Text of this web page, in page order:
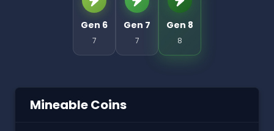
Gen 6
7
Gen 7
7
Gen 8
8
Mineable Coins